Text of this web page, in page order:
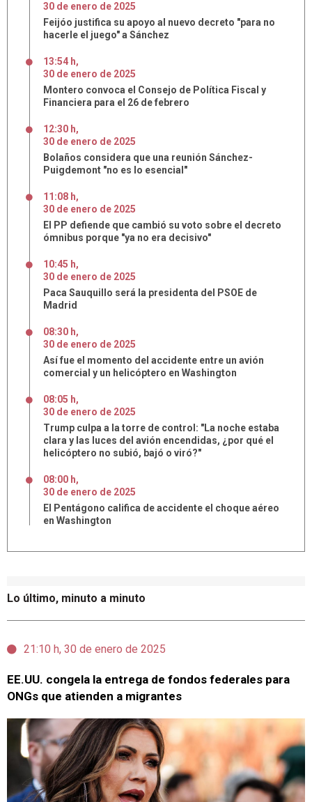
Lo último, minuto a minuto
21:10 h, 30 de enero de 2025
EE.UU. congela la entrega de fondos federales para
ONGs que atienden a migrantes
30 de enero de 2025
Feijóo justifica su apoyo al nuevo decreto "para no
hacerle el juego" a Sánchez
13:54 h,
30 de enero de 2025
Montero convoca el Consejo de Política Fiscal y
Financiera para el 26 de febrero
12:30 h,
30 de enero de 2025
Bolaños considera que una reunión Sánchez-
Puigdemont "no es lo esencial"
11:08 h,
30 de enero de 2025
El PP defiende que cambió su voto sobre el decreto
ómnibus porque "ya no era decisivo"
10:45 h,
30 de enero de 2025
Paca Sauquillo será la presidenta del PSOE de
Madrid
08:30 h,
30 de enero de 2025
Así fue el momento del accidente entre un avión
comercial y un helicóptero en Washington
08:05 h,
30 de enero de 2025
Trump culpa a la torre de control: "La noche estaba
clara y las luces del avión encendidas, ¿por qué el
helicóptero no subió, bajó o viró?"
08:00 h,
30 de enero de 2025
El Pentágono califica de accidente el choque aéreo
en Washington